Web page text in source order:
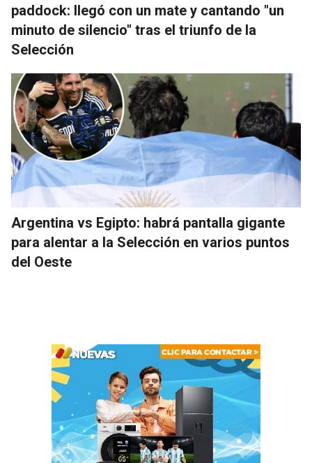
paddock: llegó con un mate y cantando "un
minuto de silencio" tras el triunfo de la
Selección
Argentina vs Egipto: habrá pantalla gigante
para alentar a la Selección en varios puntos
del Oeste